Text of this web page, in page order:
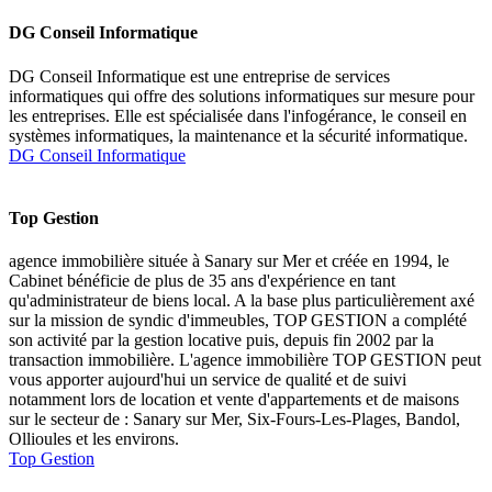
DG Conseil Informatique
DG Conseil Informatique est une entreprise de services
informatiques qui offre des solutions informatiques sur mesure pour
les entreprises. Elle est spécialisée dans l'infogérance, le conseil en
systèmes informatiques, la maintenance et la sécurité informatique.
DG Conseil Informatique
Top Gestion
agence immobilière située à Sanary sur Mer et créée en 1994, le
Cabinet bénéficie de plus de 35 ans d'expérience en tant
qu'administrateur de biens local. A la base plus particulièrement axé
sur la mission de syndic d'immeubles, TOP GESTION a complété
son activité par la gestion locative puis, depuis fin 2002 par la
transaction immobilière. L'agence immobilière TOP GESTION peut
vous apporter aujourd'hui un service de qualité et de suivi
notamment lors de location et vente d'appartements et de maisons
sur le secteur de : Sanary sur Mer, Six-Fours-Les-Plages, Bandol,
Ollioules et les environs.
Top Gestion